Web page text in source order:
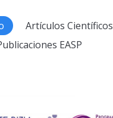
Artículos Científicos
EASP